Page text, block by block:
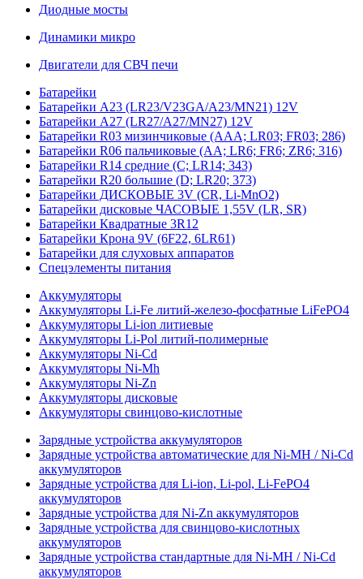
Диодные мосты
Динамики микро
Двигатели для СВЧ печи
Батарейки
Батарейки A23 (LR23/V23GA/A23/MN21) 12V
Батарейки A27 (LR27/A27/MN27) 12V
Батарейки R03 мизинчиковые (AAA; LR03; FR03; 286)
Батарейки R06 пальчиковые (AA; LR6; FR6; ZR6; 316)
Батарейки R14 средние (C; LR14; 343)
Батарейки R20 большие (D; LR20; 373)
Батарейки ДИСКОВЫЕ 3V (CR, Li-MnO2)
Батарейки дисковые ЧАСОВЫЕ 1,55V (LR, SR)
Батарейки Квадратные 3R12
Батарейки Крона 9V (6F22, 6LR61)
Батарейки для слуховых аппаратов
Спецэлементы питания
Аккумуляторы
Аккумуляторы Li-Fe литий-железо-фосфатные LiFePO4
Аккумуляторы Li-ion литиевые
Аккумуляторы Li-Pol литий-полимерные
Аккумуляторы Ni-Cd
Аккумуляторы Ni-Mh
Аккумуляторы Ni-Zn
Аккумуляторы дисковые
Аккумуляторы свинцово-кислотные
Зарядные устройства аккумуляторов
Зарядные устройства автоматические для Ni-MH / Ni-Cd
аккумуляторов
Зарядные устройства для Li-ion, Li-pol, Li-FePO4
аккумуляторов
Зарядные устройства для Ni-Zn аккумуляторов
Зарядные устройства для свинцово-кислотных
аккумуляторов
Зарядные устройства стандартные для Ni-MH / Ni-Cd
аккумуляторов